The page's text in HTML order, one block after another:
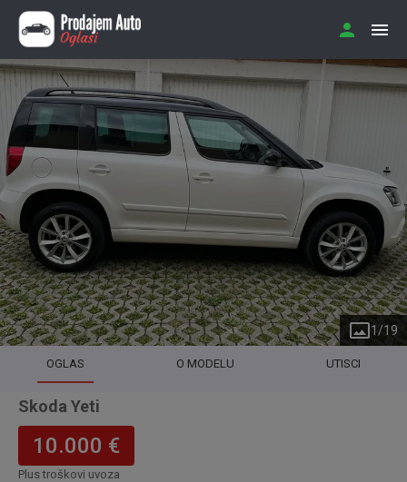
1/19
OGLAS O MODELU UTISCI
Skoda Yeti
10.000 €
Plus troškovi uvoza